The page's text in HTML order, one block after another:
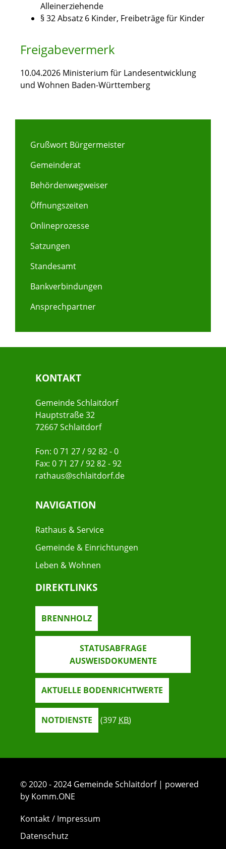
Alleinerziehende
§ 32 Absatz 6 Kinder, Freibeträge für Kinder
Freigabevermerk
10.04.2026 Ministerium für Landesentwicklung
und Wohnen Baden-Württemberg
Grußwort Bürgermeister
Gemeinderat
Behördenwegweiser
Öffnungszeiten
Onlineprozesse
Satzungen
Standesamt
Bankverbindungen
Ansprechpartner
KONTAKT
Gemeinde Schlaitdorf
Hauptstraße 32
72667 Schlaitdorf
Fon: 0 71 27 / 92 82 - 0
Fax: 0 71 27 / 92 82 - 92
rathaus@schlaitdorf.de
NAVIGATION
Rathaus & Service
Gemeinde & Einrichtungen
Leben & Wohnen
DIREKTLINKS
BRENNHOLZ
STATUSABFRAGE
AUSWEISDOKUMENTE
AKTUELLE BODENRICHTWERTE
NOTDIENSTE (397 KB)
© 2020 - 2024 Gemeinde Schlaitdorf | powered
by Komm.ONE
Kontakt / Impressum
Datenschutz